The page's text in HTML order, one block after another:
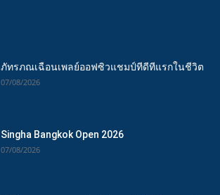
ภัทรภณเฉือนเพลย์ออฟซิวแชมป์ทีดีทีแรกในชีวิต
07/08/2026
Singha Bangkok Open 2026
07/08/2026